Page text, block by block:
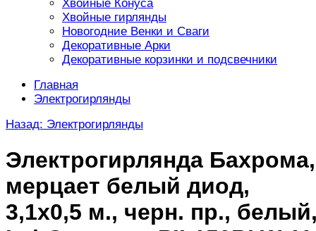
Хвойные Конуса
Хвойные гирлянды
Новогодние Венки и Сваги
Декоративные Арки
Декоративные корзинки и подсвечники
Главная
Электрогирлянды
Назад: Электрогирлянды
Электрогирлянда Бахрома,
мерцает белый диод,
3,1х0,5 м., черн. пр.,